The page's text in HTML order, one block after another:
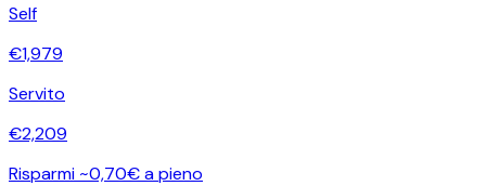
Self
€1,979
Servito
€2,209
Risparmi ~0,70€ a pieno